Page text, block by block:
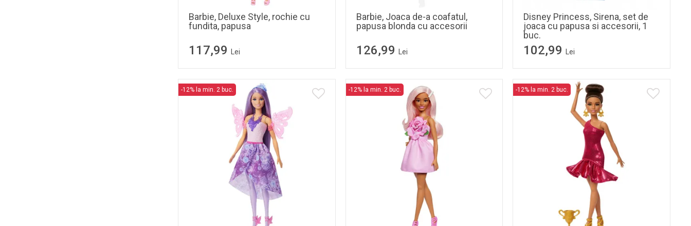
Barbie, Deluxe Style, rochie cu
fundita, papusa
117,99 Lei
Barbie, Joaca de-a coafatul,
papusa blonda cu accesorii
126,99 Lei
Disney Princess, Sirena, set de
joaca cu papusa si accesorii, 1
buc.
102,99 Lei
-12% la min. 2 buc. -12% la min. 2 buc. -12% la min. 2 buc.